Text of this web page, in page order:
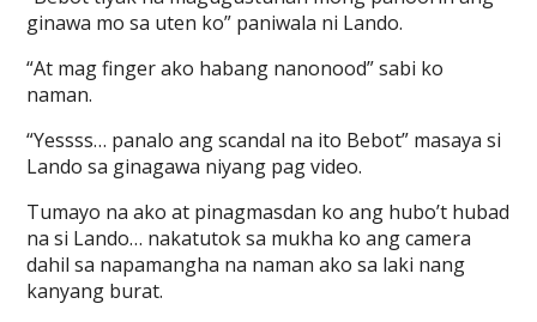
ginawa mo sa uten ko” paniwala ni Lando.
“At mag finger ako habang nanonood” sabi ko
naman.
“Yessss… panalo ang scandal na ito Bebot” masaya si
Lando sa ginagawa niyang pag video.
Tumayo na ako at pinagmasdan ko ang hubo’t hubad
na si Lando… nakatutok sa mukha ko ang camera
dahil sa napamangha na naman ako sa laki nang
kanyang burat.